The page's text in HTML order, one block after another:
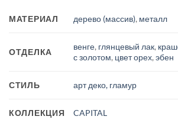
МАТЕРИАЛ дерево (массив), металл
ОТДЕЛКА
венге, глянцевый лак,
с золотом, цвет орех,эбен
СТИЛЬ арт деко, гламур
КОЛЛЕКЦИЯ CAPITAL